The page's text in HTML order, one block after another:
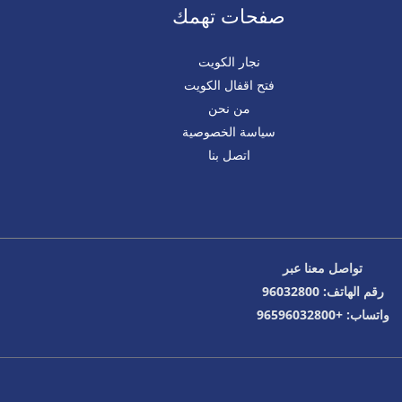
صفحات تهمك
نجار الكويت
فتح اقفال الكويت
من نحن
سياسة الخصوصية
اتصل بنا
تواصل معنا عبر
رقم الهاتف: 96032800
واتساب: +96596032800